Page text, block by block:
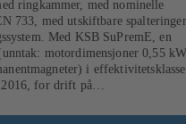
ringkammer, med nominelle
733, med utskiftbare spalteringer
Med KSB SuPremE, en
motordimensjoner 0,55
i effektivitetsklasse
for drift på
Festepunkter i henhold til